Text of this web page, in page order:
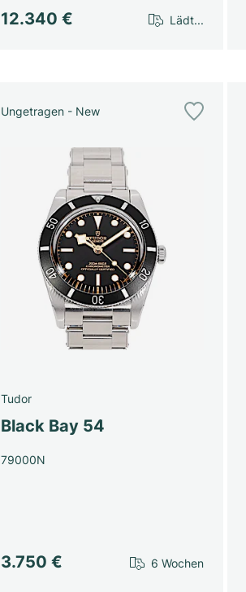
12.340 € Lädt...
Ungetragen - New
Tudor
Black Bay 54
79000N
3.750 € 6 Wochen